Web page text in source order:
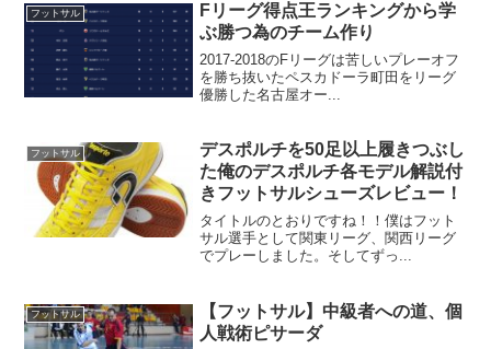
フットサル
Fリーグ得点王ランキングから学
ぶ勝つ為のチーム作り
2017-2018のFリーグは苦しいプレーオフ
を勝ち抜いたペスカドーラ町田をリーグ
優勝した名古屋オー...
フットサル
デスポルチを50足以上履きつぶし
た俺のデスポルチ各モデル解説付
きフットサルシューズレビュー！
タイトルのとおりですね！！僕はフット
サル選手として関東リーグ、関西リーグ
でプレーしました。そしてずっ...
フットサル
【フットサル】中級者への道、個
人戦術ピサーダ